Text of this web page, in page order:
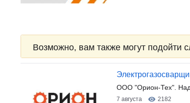
Возможно, вам также могут подойти
ООО "Орион-Тех".
7 августа 2182